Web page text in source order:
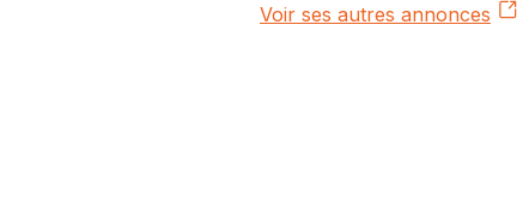
Voir ses autres annonces